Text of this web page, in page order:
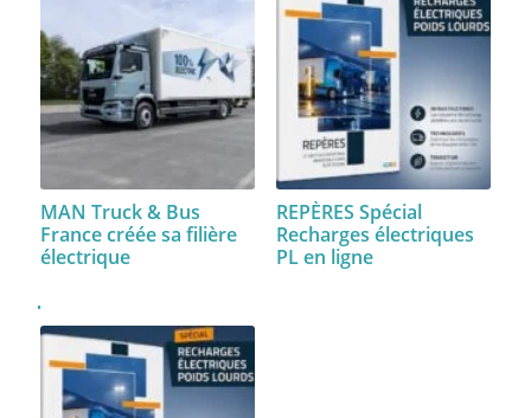
MAN Truck & Bus
France créée sa filière
électrique
REPÈRES Spécial
Recharges électriques
PL en ligne